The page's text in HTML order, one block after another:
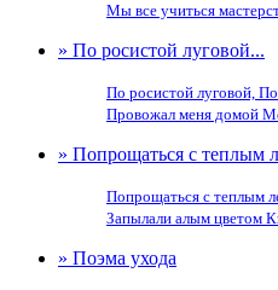
Мы все учиться
» По росистой луговой...
По росистой луговой,
Провожал меня домой
» Попрощаться с теплым
Попрощаться с теплым
Запылали алым цветом
» Поэма ухода